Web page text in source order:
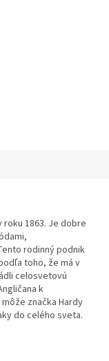
1863. Je dobre
rodinný podnik
toho, že má v
celosvetovú
k
značka Hardy
do celého sveta.